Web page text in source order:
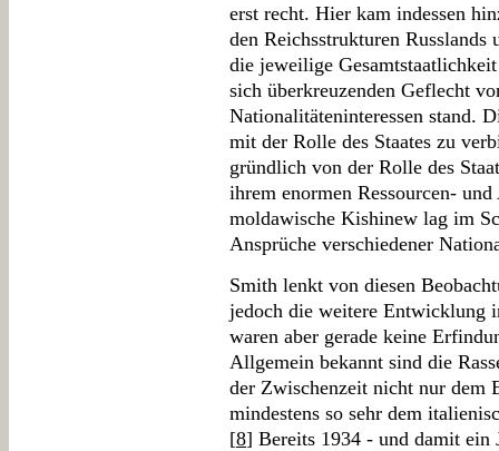
erst recht. Hier kam indessen
den Reichsstrukturen
die jeweilige
sich überkreuzenden Geflecht
Nationalitäteninteressen stand.
mit der Rolle des Staates zu
gründlich von der Rolle des
ihrem enormen Ressourcen-
moldawische Kishinew lag im
Ansprüche verschiedener
Smith lenkt von diesen
jedoch die weitere Entwicklung
waren aber gerade keine
Allgemein bekannt sind die
der Zwischenzeit nicht nur dem
mindestens so sehr dem
[8] Bereits 1934 - und damit ein